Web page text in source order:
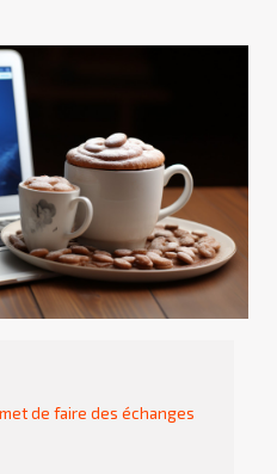
de faire des échanges